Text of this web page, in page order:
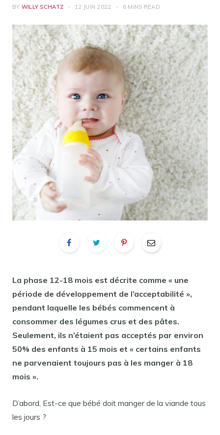
BY WILLY SCHATZ 12 JUIN 2022 6 MINS READ
La phase 12-18 mois est décrite comme « une
période de développement de l’acceptabilité »,
pendant laquelle les bébés commencent à
consommer des légumes crus et des pâtes.
Seulement, ils n’étaient pas acceptés par environ
50% des enfants à 15 mois et « certains enfants
ne parvenaient toujours pas à les manger à 18
mois ».
D’abord, Est-ce que bébé doit manger de la viande tous
les jours ?